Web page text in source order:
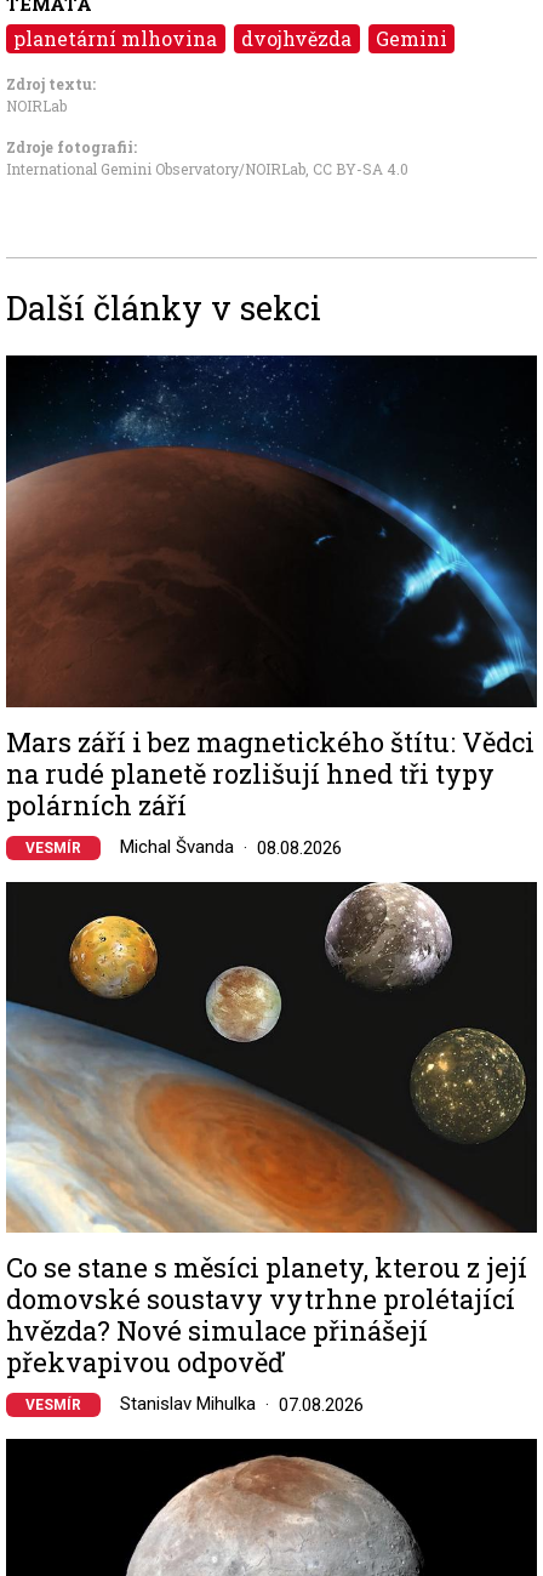
planetární mlhovina dvojhvězda Gemini
Zdroj textu:
NOIRLab
Zdroje fotografii:
International Gemini Observatory/NOIRLab CC BY-SA 4.0
Další články v sekci
Image
Mars září i bez magnetického štítu: Vědci
na rudé planetě rozlišují hned tři typy
polárních září
VESMÍR Michal Švanda 08.08.2026
Co se stane s měsíci planety, kterou z její
domovské soustavy vytrhne prolétající
hvězda? Nové simulace přinášejí
překvapivou odpověď
VESMÍR Stanislav Mihulka 07.08.2026